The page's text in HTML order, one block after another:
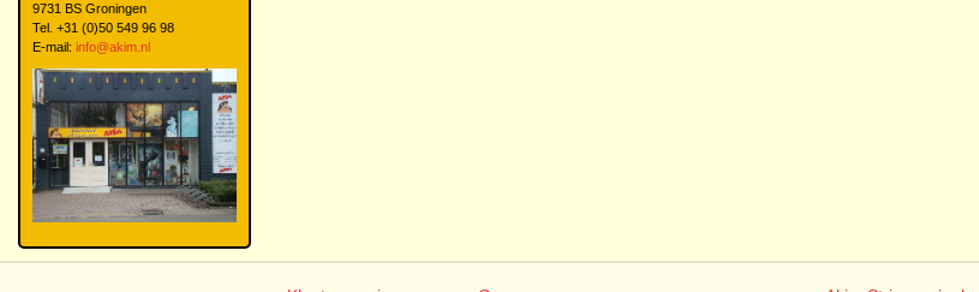
9731 BS Groningen
Tel. +31 (0)50 549 96 98
E-mail: info@akim.nl